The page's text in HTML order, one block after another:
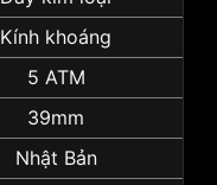
Kính khoáng
5 ATM
39mm
Nhật Bản